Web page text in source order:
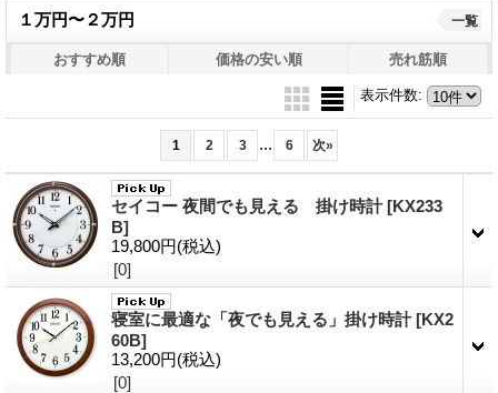
１万円〜２万円 一覧
おすすめ順 価格の安い順 売れ筋順
表示件数:
1 2 3 ... 6 次»
セイコー 夜間でも見える 掛け時計[KX233
B]
19,800円(税込)
[0]
寝室に最適な「夜でも見える」掛け時計[KX2
60B]
13,200円(税込)
[0]